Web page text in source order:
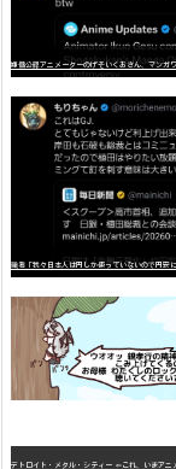
識者「我々日本人は円しか使っていないので円安